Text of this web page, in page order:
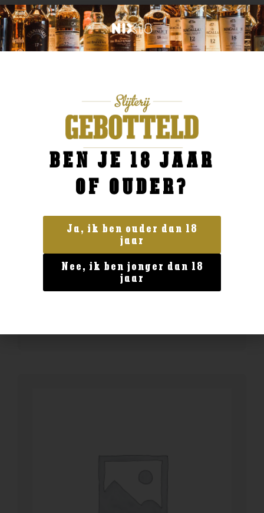
Geen categorie
Fever Tree Indian tonic 0.5l
4,99
BEN JE 18 JAAR
OF OUDER?
Ja, ik ben ouder dan 18
jaar
Nee, ik ben jonger dan 18
jaar